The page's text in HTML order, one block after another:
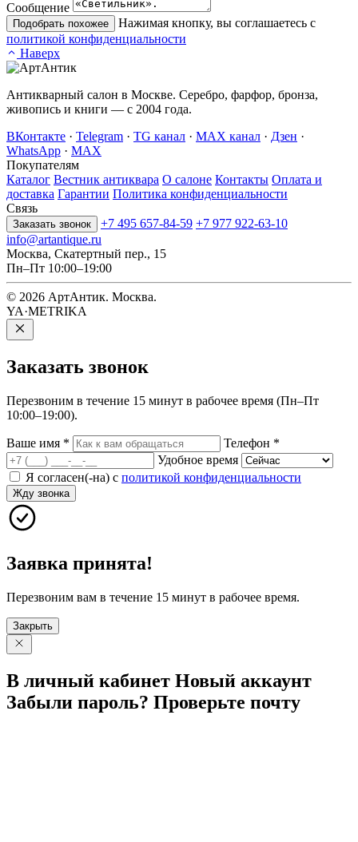
Сообщение
Подобрать похожее
Нажимая кнопку, вы соглашаетесь с
политикой конфиденциальности
Наверх
Антикварный салон в Москве. Серебро, фарфор, бронза,
живопись и книги — с 2004 года.
ВКонтакте · Telegram · TG канал · MAX канал · Дзен ·
WhatsApp · MAX
Покупателям
Каталог Вестник антиквара О салоне Контакты Оплата и
доставка Гарантии Политика конфиденциальности
Связь
Заказать звонок +7 495 657-84-59 +7 977 922-63-10
info@artantique.ru
Москва, Скатертный пер., 15
Пн–Пт 10:00–19:00
© 2026 АртАнтик. Москва.
YA·METRIKA
Заказать звонок
Перезвоним в течение 15 минут в рабочее время (Пн–Пт
10:00–19:00).
Ваше имя * Телефон *
Удобное время
Я согласен(-на) с политикой конфиденциальности
Жду звонка
Заявка принята!
Перезвоним вам в течение 15 минут в рабочее время.
Закрыть
В личный кабинет Новый аккаунт
Забыли пароль? Проверьте почту